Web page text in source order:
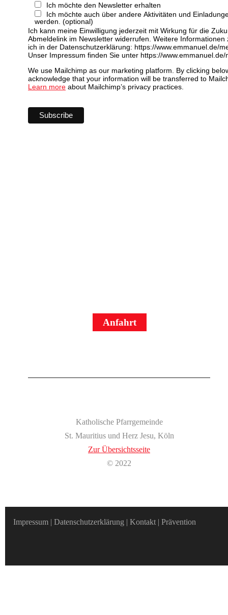
Ich möchte den Newsletter erhalten
Ich möchte auch über andere Aktivitäten und
werden. (optional)
Ich kann meine Einwilligung jederzeit mit Wirkung für die
Abmeldelink im Newsletter widerrufen. Weitere Informationen
ich in der Datenschutzerklärung: https://www.emmanuel.de/
Unser Impressum finden Sie unter https://
We use Mailchimp as our marketing platform. By clicking
acknowledge that your information will be transferred to
Learn more about Mailchimp’s privacy practices.
Anfahrt
Katholische Pfarrgemeinde
St. Mauritius und Herz Jesu, Köln
Zur Übersichtsseite
© 2022
Impressum | Datenschutzerklärung | Kontakt | Prävention